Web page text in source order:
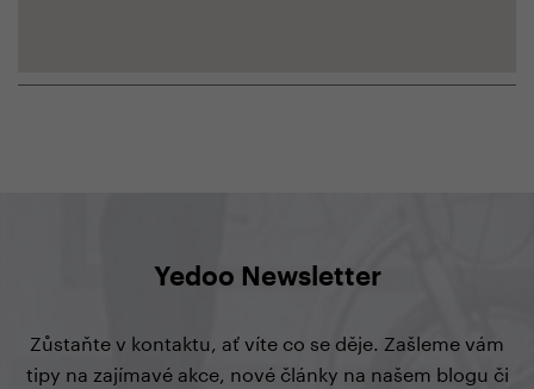
Yedoo Newsletter
Zůstaňte v kontaktu, ať víte co se děje. Zašleme vám
tipy na zajímavé akce, nové články na našem blogu či